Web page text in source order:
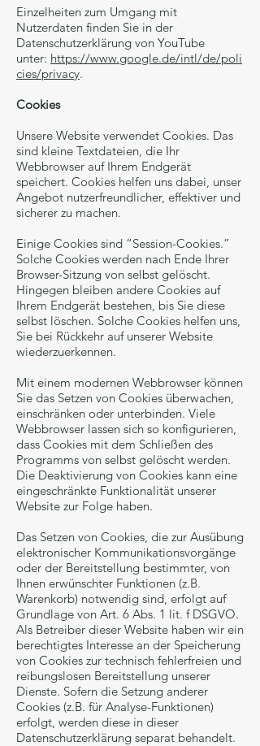
Einzelheiten zum Umgang mit
Nutzerdaten finden Sie in der
Datenschutzerklärung von YouTube
unter: https://www.google.de/intl/de/poli
cies/privacy.
Cookies
Unsere Website verwendet Cookies. Das
sind kleine Textdateien, die Ihr
Webbrowser auf Ihrem Endgerät
speichert. Cookies helfen uns dabei, unser
Angebot nutzerfreundlicher, effektiver und
sicherer zu machen.
Einige Cookies sind “Session-Cookies.”
Solche Cookies werden nach Ende Ihrer
Browser-Sitzung von selbst gelöscht.
Hingegen bleiben andere Cookies auf
Ihrem Endgerät bestehen, bis Sie diese
selbst löschen. Solche Cookies helfen uns,
Sie bei Rückkehr auf unserer Website
wiederzuerkennen.
Mit einem modernen Webbrowser können
Sie das Setzen von Cookies überwachen,
einschränken oder unterbinden. Viele
Webbrowser lassen sich so konfigurieren,
dass Cookies mit dem Schließen des
Programms von selbst gelöscht werden.
Die Deaktivierung von Cookies kann eine
eingeschränkte Funktionalität unserer
Website zur Folge haben.
Das Setzen von Cookies, die zur Ausübung
elektronischer Kommunikationsvorgänge
oder der Bereitstellung bestimmter, von
Ihnen erwünschter Funktionen (z.B.
Warenkorb) notwendig sind, erfolgt auf
Grundlage von Art. 6 Abs. 1 lit. f DSGVO.
Als Betreiber dieser Website haben wir ein
berechtigtes Interesse an der Speicherung
von Cookies zur technisch fehlerfreien und
reibungslosen Bereitstellung unserer
Dienste. Sofern die Setzung anderer
Cookies (z.B. für Analyse-Funktionen)
erfolgt, werden diese in dieser
Datenschutzerklärung separat behandelt.